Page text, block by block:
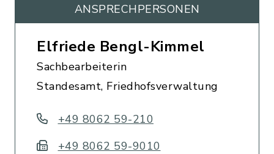
ANSPRECHPERSONEN
Elfriede Bengl-Kimmel
Sachbearbeiterin
Standesamt, Friedhofsverwaltung
+49 8062 59-210
+49 8062 59-9010